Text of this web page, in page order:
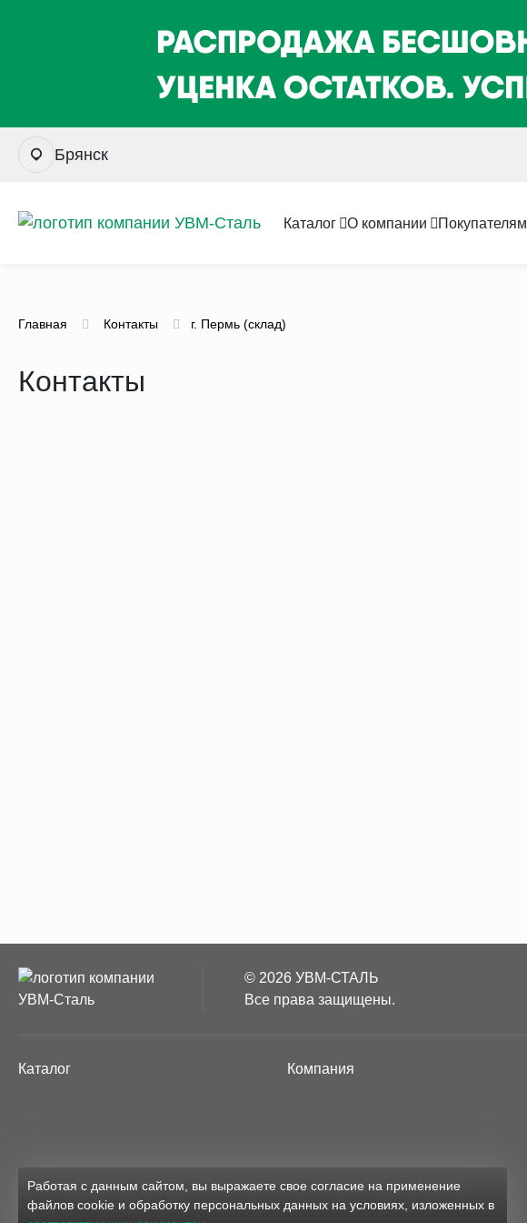
Брянск
Каталог О компании Покупателям
Главная Контакты г. Пермь (склад)
Контакты
© 2026 УВМ-СТАЛЬ
Все права защищены.
Каталог Компания
Работая с данным сайтом, вы выражаете свое согласие на применение
файлов cookie и обработку персональных данных на условиях, изложенных в